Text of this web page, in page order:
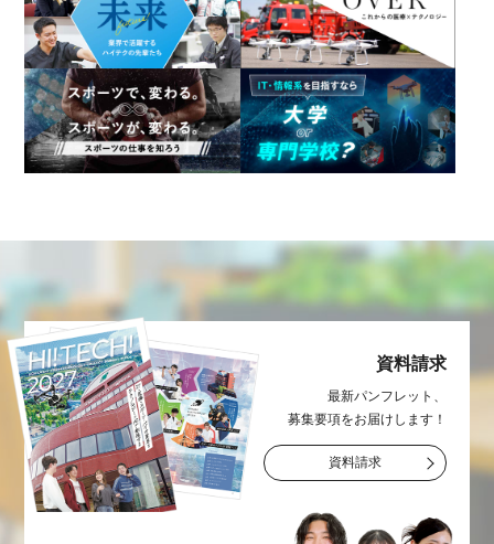
資料請求
最新パンフレット、
募集要項をお届け します！
資料請求